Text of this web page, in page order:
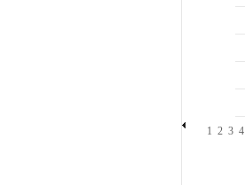
1 2 3 4